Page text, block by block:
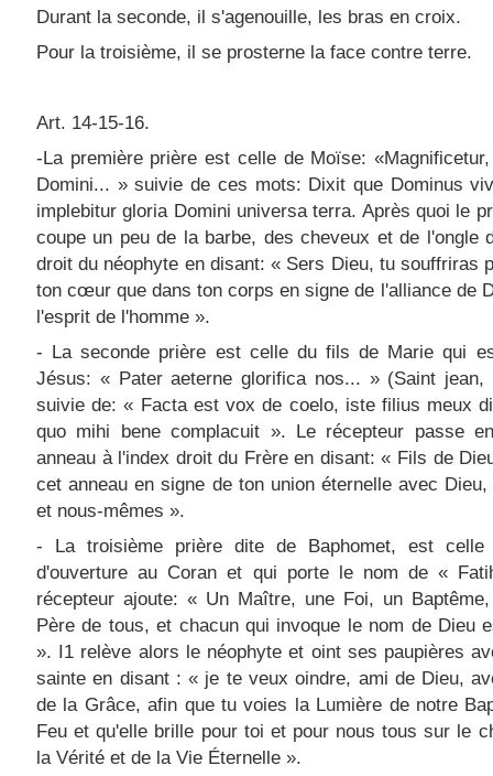
Durant la seconde, il s'agenouille, les bras en croix.
Pour la troisième, il se prosterne la face contre terre.
Art. 14-15-16.
-La première prière est celle de Moïse:
Domini... » suivie de ces mots: Dixit que Dominus
implebitur gloria Domini universa terra. Après quoi le
coupe un peu de la barbe, des cheveux et de l'ongle
droit du néophyte en disant: « Sers Dieu, tu souffriras
ton cœur que dans ton corps en signe de l'alliance de
l'esprit de l'homme ».
- La seconde prière est celle du fils de Marie qui
Jésus: « Pater aeterne glorifica nos... » (Saint
suivie de: « Facta est vox de coelo, iste filius meux
quo mihi bene complacuit ». Le récepteur passe
anneau à l'index droit du Frère en disant: « Fils de
cet anneau en signe de ton union éternelle avec
et nous-mêmes ».
- La troisième prière dite de Baphomet, est
d'ouverture au Coran et qui porte le nom de «
récepteur ajoute: « Un Maître, une Foi, un
Père de tous, et chacun qui invoque le nom de Dieu
». I1 relève alors le néophyte et oint ses paupières
sainte en disant : « je te veux oindre, ami de Dieu,
de la Grâce, afin que tu voies la Lumière de notre
Feu et qu'elle brille pour toi et pour nous tous sur le
la Vérité et de la Vie Éternelle ».